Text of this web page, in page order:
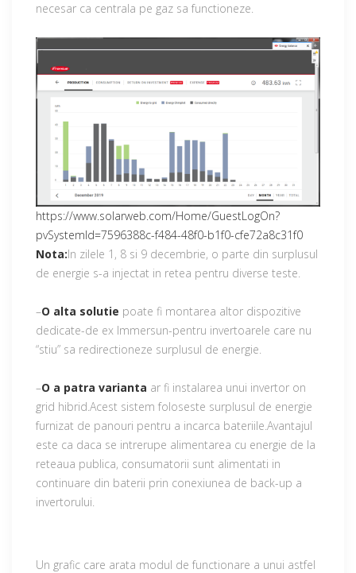
necesar ca centrala pe gaz sa functioneze.
https://www.solarweb.com/Home/GuestLogOn?
pvSystemId=7596388c-f484-48f0-b1f0-cfe72a8c31f0
Nota:In zilele 1, 8 si 9 decembrie, o parte din surplusul
de energie s-a injectat in retea pentru diverse teste.
–O alta solutie poate fi montarea altor dispozitive
dedicate-de ex Immersun-pentru invertoarele care nu
“stiu” sa redirectioneze surplusul de energie.
–O a patra varianta ar fi instalarea unui invertor on
grid hibrid.Acest sistem foloseste surplusul de energie
furnizat de panouri pentru a incarca bateriile.Avantajul
este ca daca se intrerupe alimentarea cu energie de la
reteaua publica, consumatorii sunt alimentati in
continuare din baterii prin conexiunea de back-up a
invertorului.
Un grafic care arata modul de functionare a unui astfel